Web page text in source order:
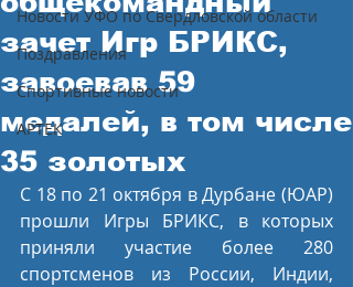
Новости УФО по Свердловской области
Поздравления
Спортивные новости
АРТЕК
зачет Игр БРИКС,
завоевав 59
медалей, в том числе
35 золотых
С 18 по 21 октября в Дурбане (ЮАР)
прошли Игры БРИКС, в которых
приняли участие более 280
спортсменов из России, Индии,